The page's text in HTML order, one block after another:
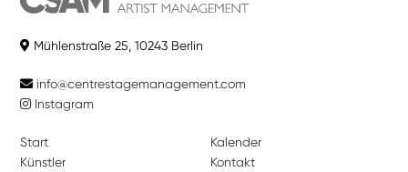
Mühlenstraße 25, 10243 Berlin
info@centrestagemanagement.com
Instagram
Start
Künstler
Kalender
Kontakt